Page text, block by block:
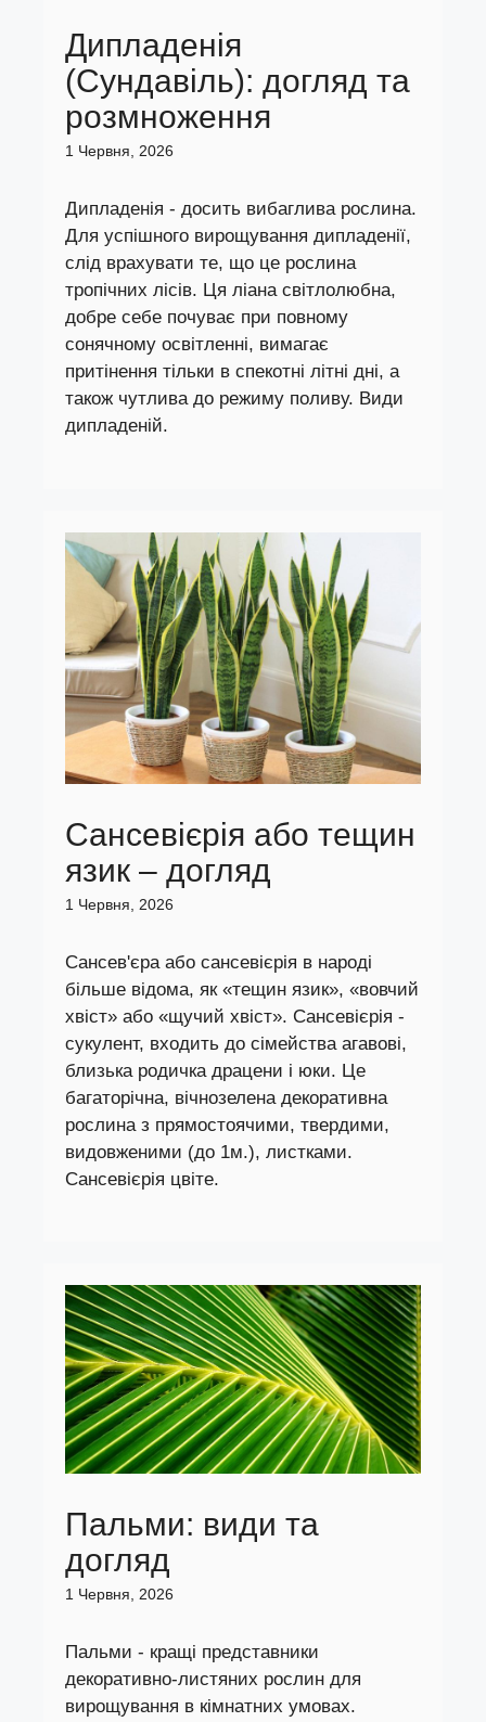
Дипладенія
(Сундавіль): догляд та
розмноження
1 Червня, 2026
Дипладенія - досить вибаглива рослина.
Для успішного вирощування дипладенії,
слід врахувати те, що це рослина
тропічних лісів. Ця ліана світлолюбна,
добре себе почуває при повному
сонячному освітленні, вимагає
притінення тільки в спекотні літні дні, а
також чутлива до режиму поливу. Види
дипладеній.
Сансевієрія або тещин
язик – догляд
1 Червня, 2026
Сансев'єра або сансевієрія в народі
більше відома, як «тещин язик», «вовчий
хвіст» або «щучий хвіст». Сансевієрія -
сукулент, входить до сімейства агавові,
близька родичка драцени і юки. Це
багаторічна, вічнозелена декоративна
рослина з прямостоячими, твердими,
видовженими (до 1м.), листками.
Сансевієрія цвіте.
Пальми: види та
догляд
1 Червня, 2026
Пальми - кращі представники
декоративно-листяних рослин для
вирощування в кімнатних умовах.